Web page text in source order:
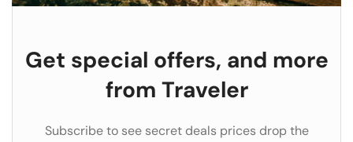
Get special offers, and more
from Traveler
Subscribe to see secret deals prices drop the